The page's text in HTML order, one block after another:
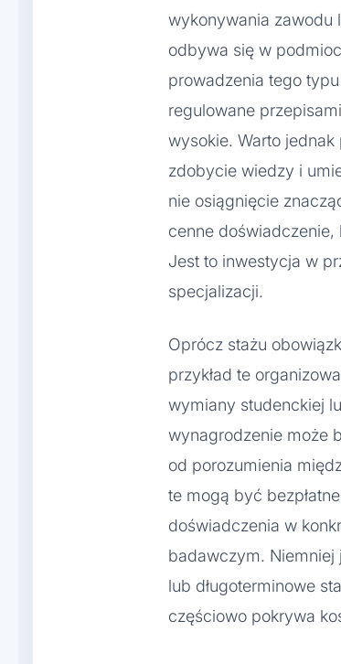
wykonywania zawodu
odbywa się w
prowadzenia tego
regulowane
wysokie. Warto
zdobycie wiedzy i
nie osiągnięcie
cenne doświadczenie,
Jest to inwestycja w
specjalizacji.
Oprócz stażu
przykład te
wymiany studenckiej
wynagrodzenie może
od porozumienia
te mogą być
doświadczenia w
badawczym. Niemniej
lub długoterminowe
częściowo pokrywa